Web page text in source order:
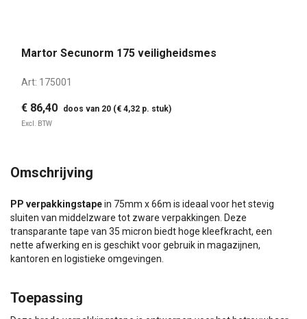
Martor Secunorm 175 veiligheidsmes
Art: 175001
€ 86,40 doos van 20 (€ 4,32 p. stuk)
Excl. BTW
Omschrijving
PP verpakkingstapein 75mm x 66m is ideaal voor het stevig
sluiten van middelzware tot zware verpakkingen. Deze
transparante tape van 35 micron biedt hoge kleefkracht, een
nette afwerking en is geschikt voor gebruik in magazijnen,
kantoren en logistieke omgevingen.
Toepassing